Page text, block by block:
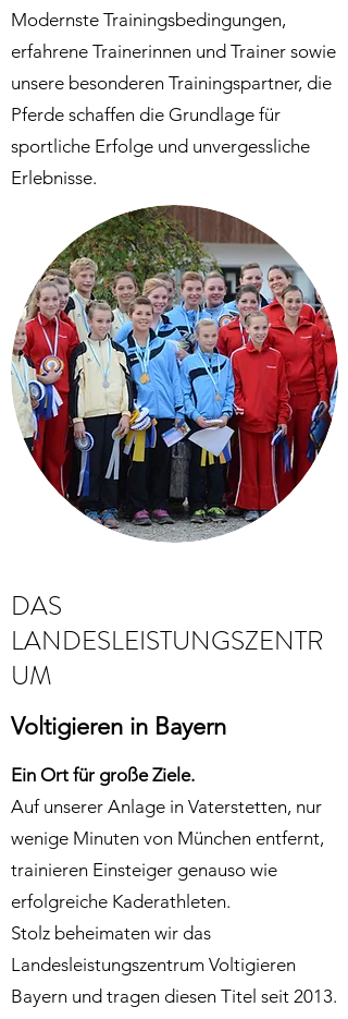
Modernste Trainingsbedingungen,
erfahrene Trainerinnen und Trainer sowie
unsere besonderen Trainingspartner, die
Pferde schaffen die Grundlage für
sportliche Erfolge und unvergessliche
Erlebnisse.
DAS
LANDESLEISTUNGSZENTR
UM
Voltigieren in Bayern
Ein Ort für große Ziele.
Auf unserer Anlage in Vaterstetten, nur
wenige Minuten von München entfernt,
trainieren Einsteiger genauso wie
erfolgreiche Kaderathleten.
Stolz beheimaten wir das
Landesleistungszentrum Voltigieren
Bayern und tragen diesen Titel seit 2013.